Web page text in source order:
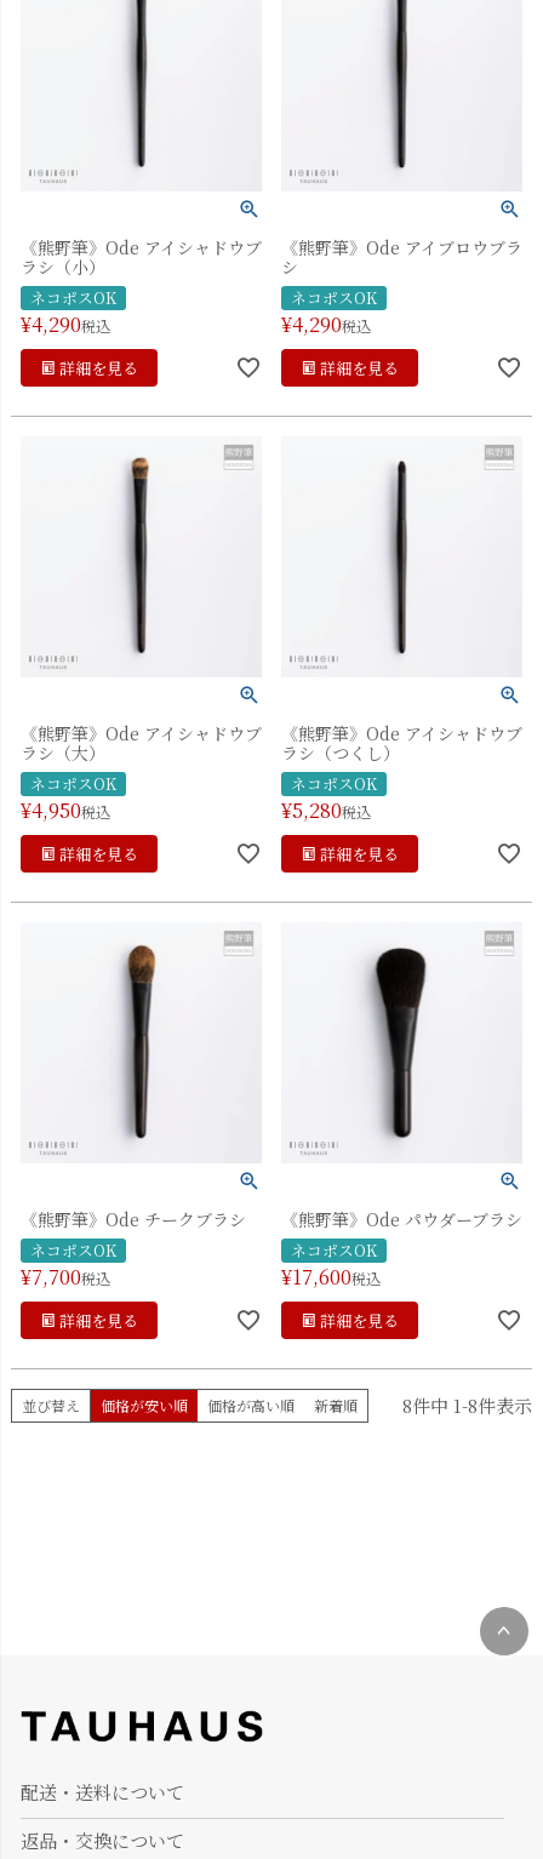
《熊野筆》Ode アイシャドウブ
ラシ（小）
ネコポスOK
¥4,290税込
詳細を見る
《熊野筆》Ode アイブロウブラ
シ
ネコポスOK
¥4,290税込
詳細を見る
《熊野筆》Ode アイシャドウブ
ラシ（大）
ネコポスOK
¥4,950税込
詳細を見る
《熊野筆》Ode アイシャドウブ
ラシ（つくし）
ネコポスOK
¥5,280税込
詳細を見る
《熊野筆》Ode チークブラシ
ネコポスOK
¥7,700税込
詳細を見る
《熊野筆》Ode パウダーブラシ
ネコポスOK
¥17,600税込
詳細を見る
並び替え 価格が安い順 価格が高い順 新着順 8件中 1-8件表示
配送・送料について
返品・交換について